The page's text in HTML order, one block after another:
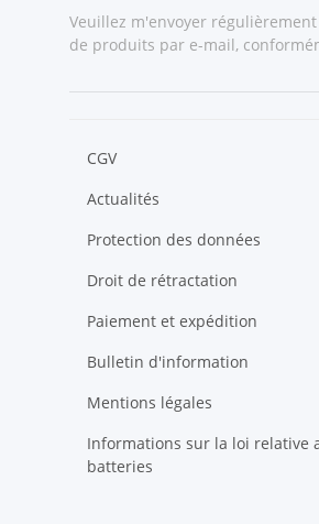
Veuillez m'envoyer
de produits par e-mail,
CGV
Actualités
Protection des données
Droit de rétractation
Paiement et expédition
Bulletin d'information
Mentions légales
Informations sur la loi relative
batteries